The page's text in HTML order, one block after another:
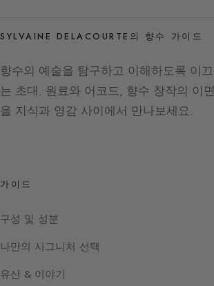
SYLVAINE DELACOURTE의 향수 가이드
향수의 예술을 탐구하고 이해하도록 이끄
는 초대. 원료와 어코드, 향수 창작의 이면
을 지식과 영감 사이에서 만나보세요.
가이드
구성 및 성분
나만의 시그니처 선택
유산 & 이야기